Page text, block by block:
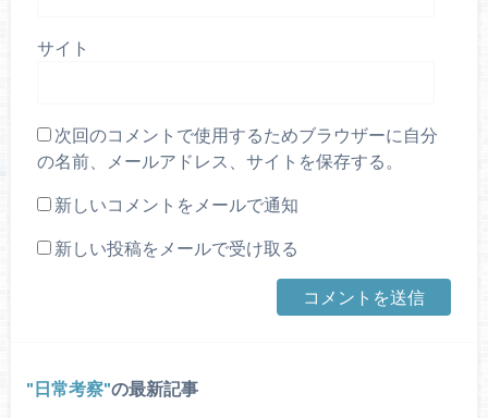
サイト
次回のコメントで使用するためブラウザーに自分
の名前、メールアドレス、サイトを保存する。
新しいコメントをメールで通知
新しい投稿をメールで受け取る
日常考察 の最新記事